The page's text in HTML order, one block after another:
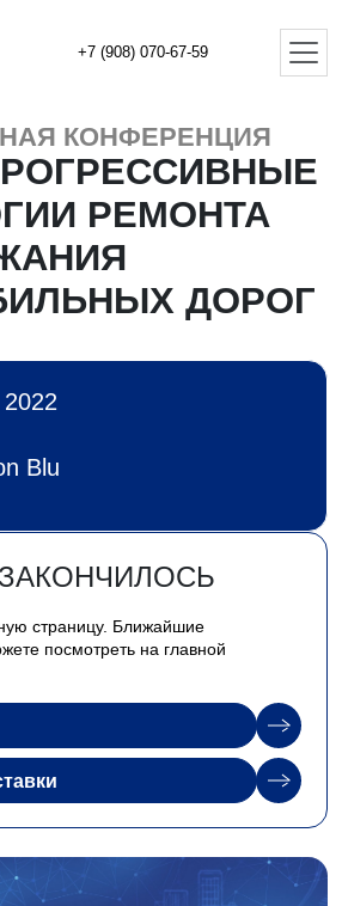
+7 (908) 070-67-59
КОНФЕРЕНЦИЯ
РЕМОНТА
ДОРОГ
Blu
страницу. Ближайшие
посмотреть на главной